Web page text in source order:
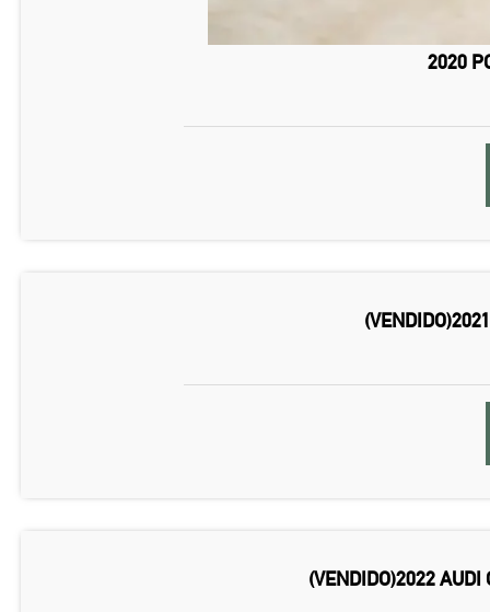
2020
(VENDIDO)2022